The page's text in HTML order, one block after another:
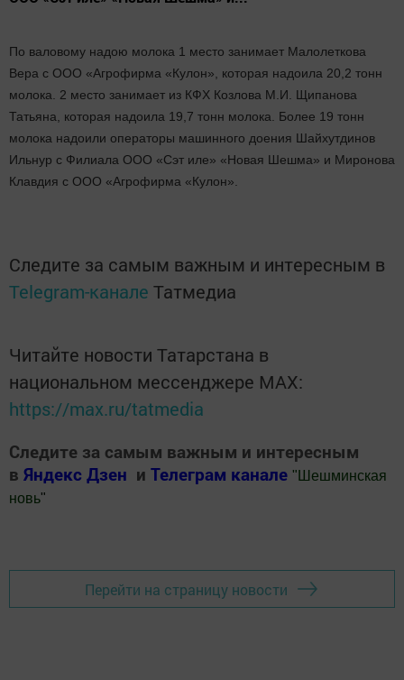
По валовому надою молока 1 место занимает Малолеткова
Вера с ООО «Агрофирма «Кулон», которая надоила 20,2 тонн
молока. 2 место занимает из КФХ Козлова М.И. Щипанова
Татьяна, которая надоила 19,7 тонн молока. Более 19 тонн
молока надоили операторы машинного доения Шайхутдинов
Ильнур с Филиала ООО «Сэт иле» «Новая Шешма» и Миронова
Клавдия с ООО «Агрофирма «Кулон».
Следите за самым важным и интересным в
Telegram-канале Татмедиа
Читайте новости Татарстана в
национальном мессенджере MАХ:
https://max.ru/tatmedia
Следите за самым важным и интересным
в Яндекс Дзен и Телеграм канале " Шешминская
новь"
Перейти на страницу новости